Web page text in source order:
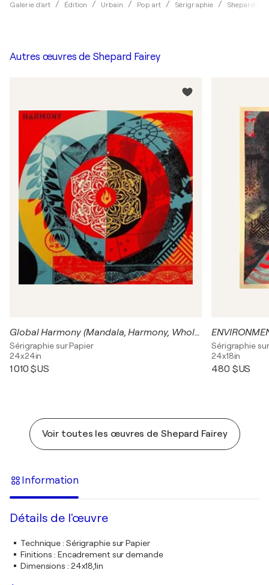
Galerie d'art Édition Urbain Pop art Sérigraphie Shepard
Autres œuvres de Shepard Fairey
Global Harmony (Mandala, Harmony, Wholeness, Unified Global Perspective)
Sérigraphie sur Papier
24x24in
1 010 $US
Sérigraphie
24x18in
480 $US
Voir toutes les œuvres de Shepard Fairey
Information
Détails de l'œuvre
Technique: Sérigraphie sur Papier
Finitions : Encadrement sur demande
Dimensions : 24x18,1in